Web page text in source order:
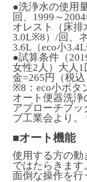
●洗浄水の使用
回、1999～
オレスト（床排
3.0L※8）/回、
3.6L（eco小
●試算条件（
女性2人）大人
金=265円（税込
※8：eco小ボタ
オート便器洗
アプローチブ
ブ工業会より。
■オート機能
使用する方の動
ではたらきま
面倒な操作を行